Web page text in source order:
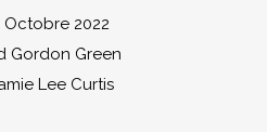
Octobre 2022
Gordon Green
Lee Curtis